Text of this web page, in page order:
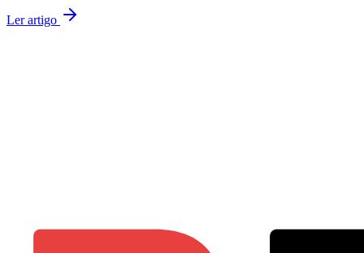
Ler artigo